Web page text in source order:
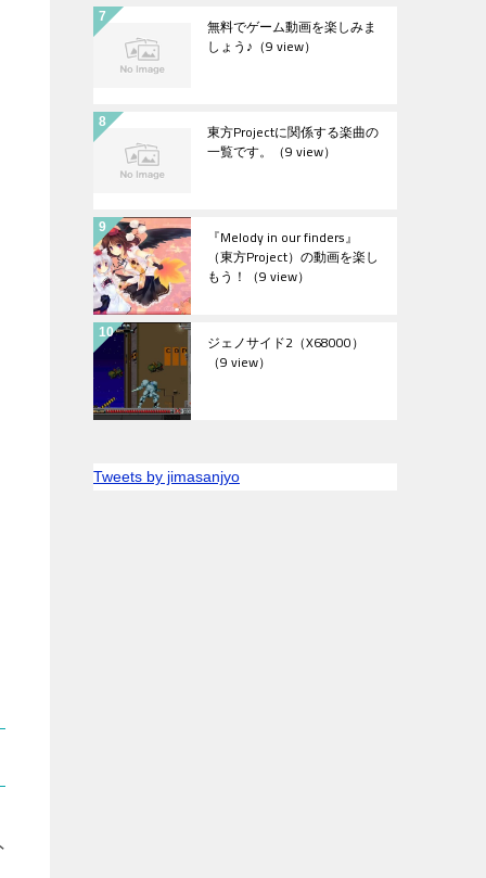
無料でゲーム動画を楽しみま
しょう♪ （9 view）
東方Projectに関係する楽曲の
一覧です。 （9 view）
『Melody in our finders』
（東方Project）の動画を楽し
もう！ （9 view）
ジェノサイド2（X68000）
（9 view）
Tweets by jimasanjyo